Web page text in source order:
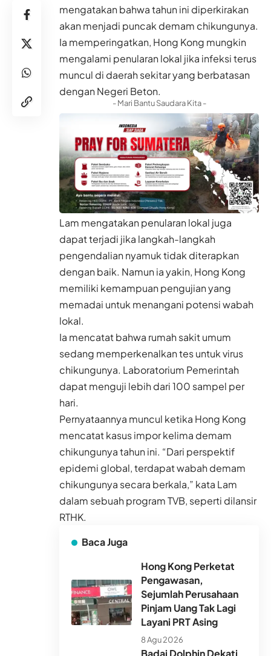
mengatakan bahwa tahun ini diperkirakan
akan menjadi puncak demam chikungunya.
Ia memperingatkan, Hong Kong mungkin
mengalami penularan lokal jika infeksi terus
muncul di daerah sekitar yang berbatasan
dengan Negeri Beton.
- Mari Bantu Saudara Kita -
Lam mengatakan penularan lokal juga
dapat terjadi jika langkah-langkah
pengendalian nyamuk tidak diterapkan
dengan baik. Namun ia yakin, Hong Kong
memiliki kemampuan pengujian yang
memadai untuk menangani potensi wabah
lokal.
Ia mencatat bahwa rumah sakit umum
sedang memperkenalkan tes untuk virus
chikungunya. Laboratorium Pemerintah
dapat menguji lebih dari 100 sampel per
hari.
Pernyataannya muncul ketika Hong Kong
mencatat kasus impor kelima demam
chikungunya tahun ini. “Dari perspektif
epidemi global, terdapat wabah demam
chikungunya secara berkala,” kata Lam
dalam sebuah program TVB, seperti dilansir
RTHK.
Baca Juga
Hong Kong Perketat
Pengawasan,
Sejumlah Perusahaan
Pinjam Uang Tak Lagi
Layani PRT Asing
8 Agu 2026
Badai Dolphin Dekati